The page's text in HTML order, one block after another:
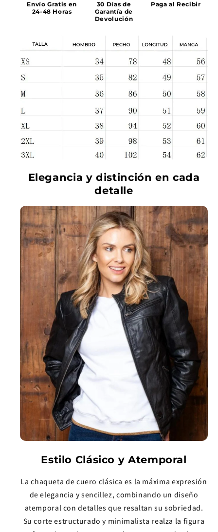
Envío Gratis en
24-48 Horas
30 Días de
Garantía de
Devolución
Paga al Recibir
Elegancia y distinción en cada
detalle
Estilo Clásico y Atemporal
La chaqueta de cuero clásica es la máxima expresión
de elegancia y sencillez, combinando un diseño
atemporal con detalles que resaltan su sobriedad.
Su corte estructurado y minimalista realza la figura